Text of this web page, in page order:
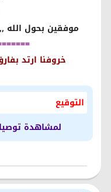
موفقين بحول الله
خروفنا ارتد
التوقيع
لمشاهدة